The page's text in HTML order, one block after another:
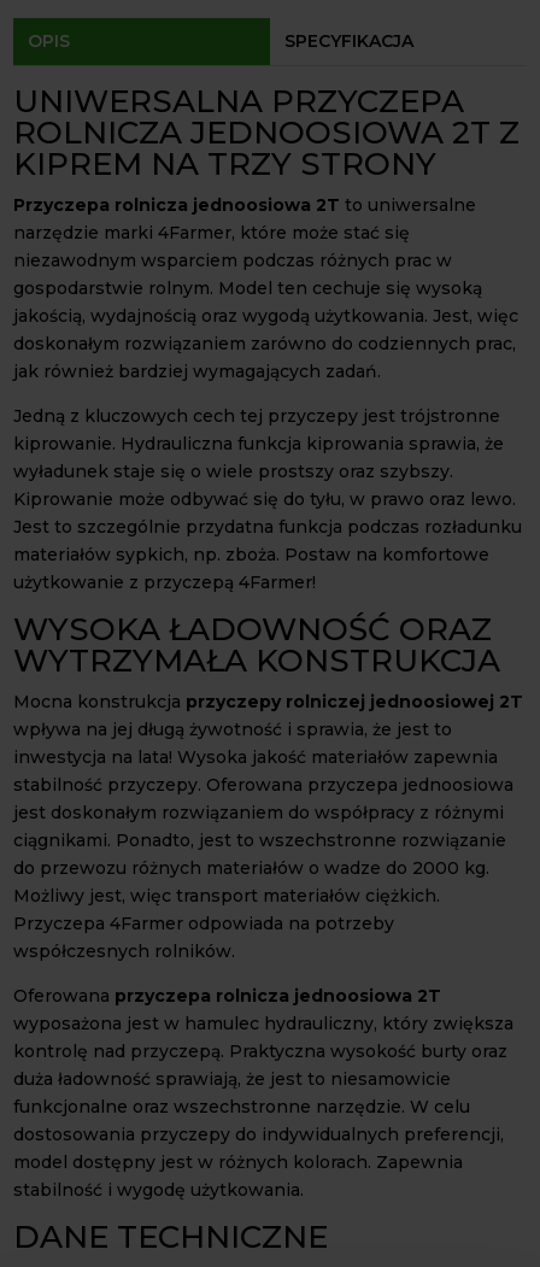
Dostępność form dostawy i ceny uzależniona od produktu.
OPIS SPECYFIKACJA
UNIWERSALNA PRZYCZEPA
ROLNICZA JEDNOOSIOWA 2T Z
KIPREM NA TRZY STRONY
Przyczepa rolnicza jednoosiowa 2T to uniwersalne
narzędzie marki 4Farmer, które może stać się
niezawodnym wsparciem podczas różnych prac w
gospodarstwie rolnym. Model ten cechuje się wysoką
jakością, wydajnością oraz wygodą użytkowania. Jest, więc
doskonałym rozwiązaniem zarówno do codziennych prac,
jak również bardziej wymagających zadań.
Jedną z kluczowych cech tej przyczepy jest trójstronne
kiprowanie. Hydrauliczna funkcja kiprowania sprawia, że
wyładunek staje się o wiele prostszy oraz szybszy.
Kiprowanie może odbywać się do tyłu, w prawo oraz lewo.
Jest to szczególnie przydatna funkcja podczas rozładunku
materiałów sypkich, np. zboża. Postaw na komfortowe
użytkowanie z przyczepą 4Farmer!
WYSOKA ŁADOWNOŚĆ ORAZ
WYTRZYMAŁA KONSTRUKCJA
Mocna konstrukcja przyczepy rolniczej jednoosiowej 2T
wpływa na jej długą żywotność i sprawia, że jest to
inwestycja na lata! Wysoka jakość materiałów zapewnia
stabilność przyczepy. Oferowana przyczepa jednoosiowa
jest doskonałym rozwiązaniem do współpracy z różnymi
ciągnikami. Ponadto, jest to wszechstronne rozwiązanie
do przewozu różnych materiałów o wadze do 2000 kg.
Możliwy jest, więc transport materiałów ciężkich.
Przyczepa 4Farmer odpowiada na potrzeby
współczesnych rolników.
Oferowana przyczepa rolnicza jednoosiowa 2T
wyposażona jest w hamulec hydrauliczny, który zwiększa
kontrolę nad przyczepą. Praktyczna wysokość burty oraz
duża ładowność sprawiają, że jest to niesamowicie
funkcjonalne oraz wszechstronne narzędzie. W celu
dostosowania przyczepy do indywidualnych preferencji,
model dostępny jest w różnych kolorach. Zapewnia
stabilność i wygodę użytkowania.
DANE TECHNICZNE